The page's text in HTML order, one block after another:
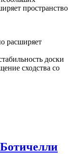
пространство
расширяет
доски
сходства со